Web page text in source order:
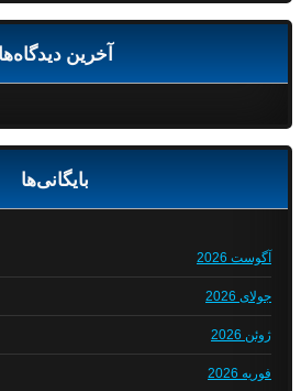
آخرین دیدگاه‌ها
بایگانی‌ها
آگوست 2026
جولای 2026
ژوئن 2026
فوریه 2026